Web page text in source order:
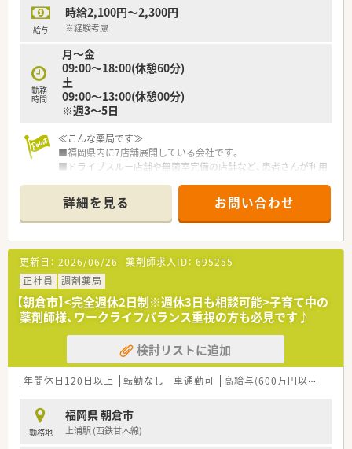
【こんな取り組みをしています】
を整えています。
■残業時間を全社で「見える化」し、互いに協力して業務効率化
を図っています。
■現場の声を反映させる社内アンケートを実施し、働きやすい職
場作りに努めています。
給与
時給2,100円～2,300円
※経験考慮
勤務
時間
月～金
09:00～18:00(休憩60分)
土
09:00～13:00(休憩00分)
※週3～5日
≪こんな薬局です≫
■福岡県内に7店舗展開している会社です。
■ドライブスルー店舗や無菌室完備の店舗など、患者さんが利用
■年に7日程度、日曜勤務もありますが、別途手当を付けていま
す。
詳細を見る お問い合わせ
更新日： 2026/06/26 薬剤師求人ID： 695255
正社員
調剤薬局
【朝倉市】<完全週休2日制※週休3日も相談可能>子育て中の
薬剤師様、ワークライフバランス重視の方も必見です♪
検討リストに追加
年間休日120日以上 転勤なし 車通勤可 高給与(600万円以上)
勤務地
福岡県 朝倉市
上浦駅 (西鉄甘木線)